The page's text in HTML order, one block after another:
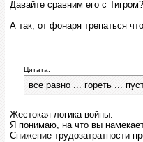
Давайте сравним его с Тигром?
А так, от фонаря трепаться
Цитата:
все равно ... гореть ...
Жестокая логика войны.
Я понимаю, на что вы
Снижение трудозатратности